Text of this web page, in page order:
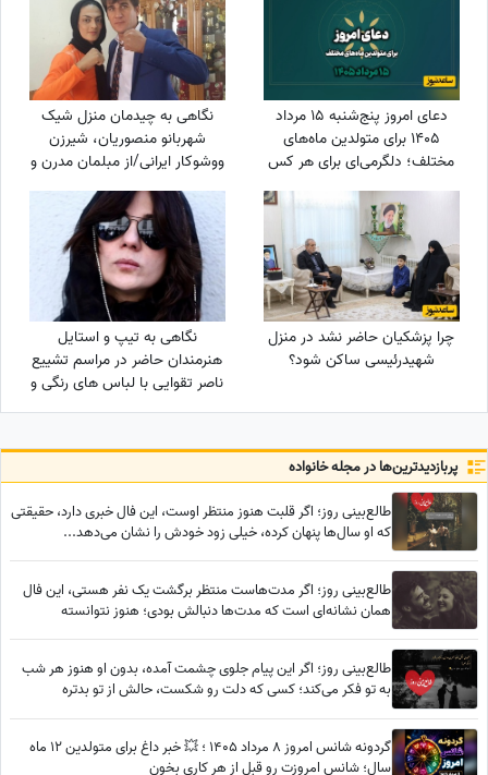
دعای امروز پنج‌شنبه 15 مرداد
1405 برای متولدین ماه‌های
مختلف؛ دلگرمی‌ای برای هر کس
که در آرزوها و نیازهای زندگی
مانده است
نگاهی به چیدمان منزل شیک
شهربانو منصوریان، شیرزن
ووشوکار ایرانی/از مبلمان مدرن و
پرده اعیانی تا فرش آبی فیروزه‌ای
چرا پزشکیان حاضر نشد در منزل
شهیدرئیسی ساکن شود؟
نگاهی به تیپ و استایل
هنرمندان حاضر در مراسم تشییع
ناصر تقوایی با لباس های رنگی و
سفید به سفارش همسر آن
حسینی، مارال بنی آدم، ستاره
پربازدید‌ترین‌ها در مجله خانواده
طالع‌بینی روز؛ اگر قلبت هنوز منتظر اوست، این فال خبری دارد، حقیقتی
که او سال‌ها پنهان کرده، خیلی زود خودش را نشان می‌دهد...
طالع‌بینی روز؛ اگر مدت‌هاست منتظر برگشت یک نفر هستی، این فال
همان نشانه‌ای است که مدت‌ها دنبالش بودی؛ هنوز نتوانسته
طالع‌بینی روز؛ اگر این پیام جلوی چشمت آمده، بدون او هنوز هر شب
به تو فکر می‌کند؛ کسی که دلت رو شکست، حالش از تو بدتره
گردونه شانس امروز 8 مرداد 1405 ؛ 💥 خبر داغ برای متولدین 12 ماه
سال؛ شانس امروزت رو قبل از هر کاری بخون